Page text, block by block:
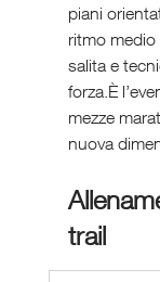
piani
ritmo
salita e
forza.È
mezze
nuova
trail